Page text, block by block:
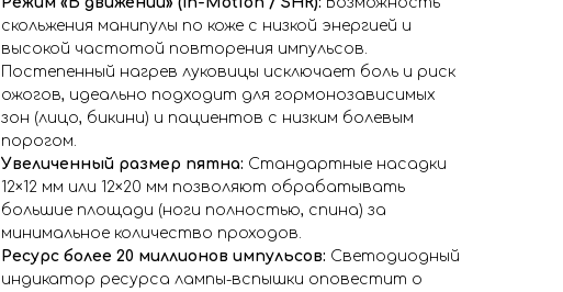
скольжения манипулы по коже с низкой энергией и
высокой частотой повторения импульсов.
Постепенный нагрев луковицы исключает боль и риск
ожогов, идеально подходит для гормонозависимых
зон (лицо, бикини) и пациентов с низким болевым
порогом.
Увеличенный размер пятна: Стандартные насадки
12×12 мм или 12×20 мм позволяют обрабатывать
большие площади (ноги полностью, спина) за
минимальное количество проходов.
Ресурс более 20 миллионов импульсов: Светодиодный
индикатор ресурса лампы-вспышки оповестит о